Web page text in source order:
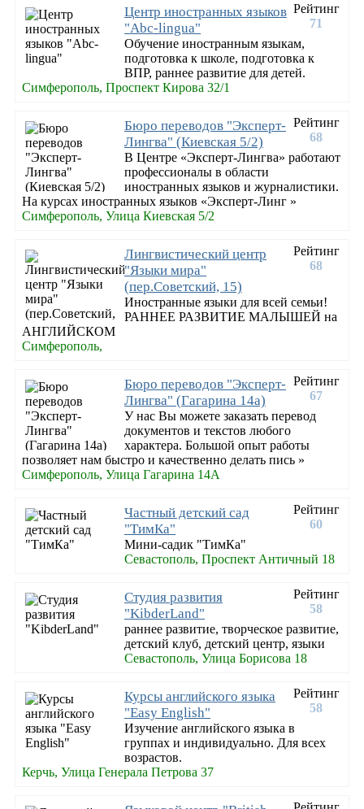
Рейтинг
71
Центр иностранных языков
"Abc-lingua"
Обучение иностранным языкам,
подготовка к школе, подготовка к
ВПР, раннее развитие для детей.
Симферополь, Проспект Кирова 32/1
Рейтинг
68
Бюро переводов "Эксперт-
Лингва" (Киевская 5/2)
В Центре «Эксперт-Лингва» работают
профессионалы в области
иностранных языков и журналистики.
На курсах иностранных языков «Эксперт-Линг »
Симферополь, Улица Киевская 5/2
Рейтинг
68
Лингвистический центр
"Языки мира"
(пер.Советский, 15)
Иностранные языки для всей семьи!
РАННЕЕ РАЗВИТИЕ МАЛЫШЕЙ на
АНГЛИЙСКОМ
Симферополь,
Рейтинг
67
Бюро переводов "Эксперт-
Лингва" (Гагарина 14а)
У нас Вы можете заказать перевод
документов и текстов любого
характера. Большой опыт работы
позволяет нам быстро и качественно делать пись »
Симферополь, Улица Гагарина 14А
Рейтинг
60
Частный детский сад
"ТимКа"
Мини-садик "ТимКа"
Севастополь, Проспект Античный 18
Рейтинг
58
Студия развития
"KibderLand"
раннее развитие, творческое развитие,
детский клуб, детский центр, языки
Севастополь, Улица Борисова 18
Рейтинг
58
Курсы английского языка
"Easy English"
Изучение английского языка в
группах и индивидуально. Для всех
возрастов.
Керчь, Улица Генерала Петрова 37